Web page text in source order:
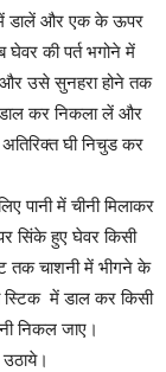
में डालें और एक के ऊपर
की पर्त भगोने में
उसे सुनहरा होने तक
कर निकला लें और
घी निचुड कर
पानी में चीनी मिलाकर
सिंके हुए घेवर किसी
तक चाशनी में भीगने के
स्टिक में डाल कर किसी
निकल जाए।